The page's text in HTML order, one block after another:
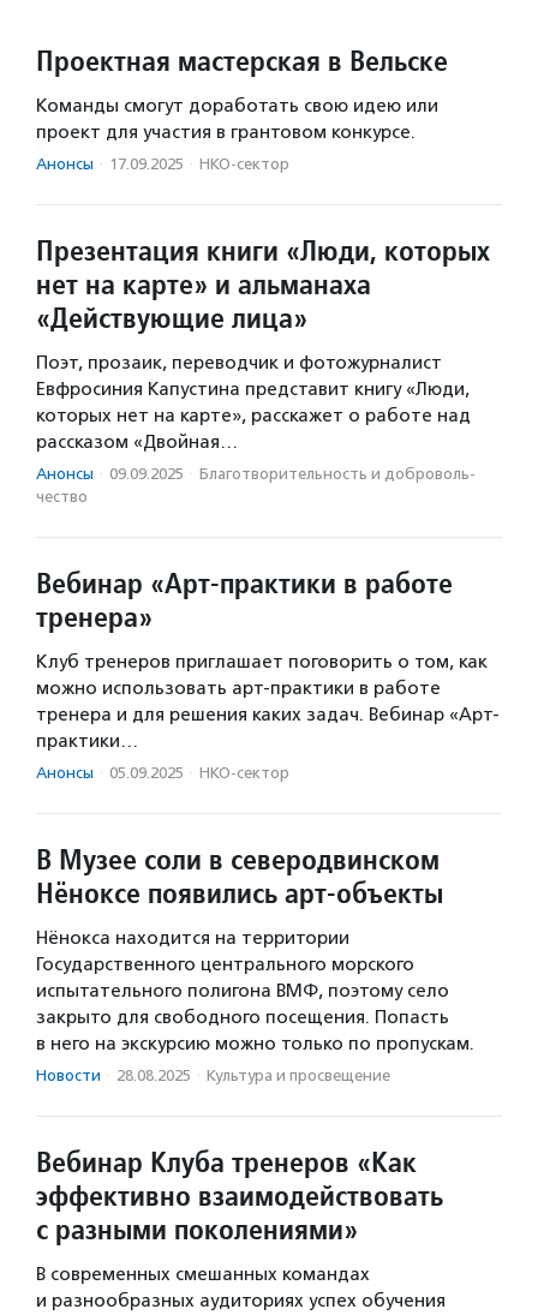
Проектная мастерская в Вельске
Команды смогут доработать свою идею или
проект для участия в грантовом конкурсе.
Анонсы · 17.09.2025 · НКО-сектор
Презентация книги «Люди, которых
нет на карте» и альманаха
«Действующие лица»
Поэт, прозаик, переводчик и фотожурналист
Евфросиния Капустина представит книгу «Люди,
которых нет на карте», расскажет о работе над
рассказом «Двойная…
Анонсы · 09.09.2025 · Благотвори­тель­ность и доброволь­
чест­во
Вебинар «Арт-практики в работе
тренера»
Клуб тренеров приглашает поговорить о том, как
можно использовать арт-практики в работе
тренера и для решения каких задач. Вебинар «Арт-
практики…
Анонсы · 05.09.2025 · НКО-сектор
В Музее соли в северодвинском
Нёноксе появились арт-объекты
Нёнокса находится на территории
Государственного центрального морского
испытательного полигона ВМФ, поэтому село
закрыто для свободного посещения. Попасть
в него на экскурсию можно только по пропускам.
Новости · 28.08.2025 · Культура и просвещение
Вебинар Клуба тренеров «Как
эффективно взаимодействовать
с разными поколениями»
В современных смешанных командах
и разнообразных аудиториях успех обучения